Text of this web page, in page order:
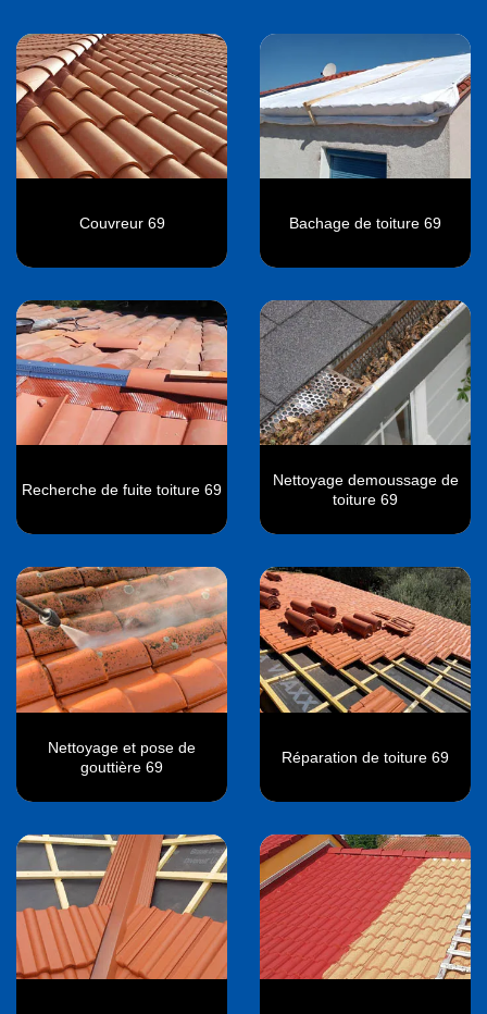
Couvreur 69 Bachage de toiture 69
Recherche de fuite toiture 69
Nettoyage demoussage de
toiture 69
Nettoyage et pose de
gouttière 69
Réparation de toiture 69